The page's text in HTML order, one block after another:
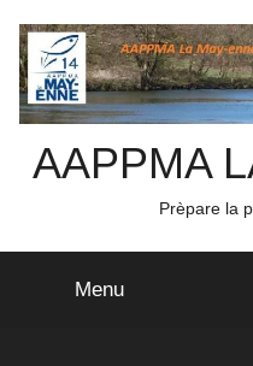
au
contenu
AAPPMA
Prèpare la
Menu